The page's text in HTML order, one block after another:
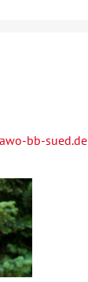
bb-sued.de